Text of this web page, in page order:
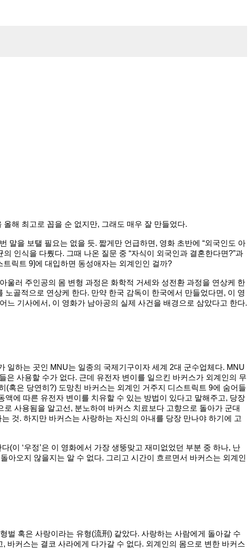
해 최고로 꼽을 순 없지만, 그래도 매우 잘 만들었다.
말을 보탤 필요는 없을 듯. 짧게만 언급하면, 영화 초반에 “외국인도 아
인식을 다뤘다. 그때 나온 질문 중 “자식이 외국인과 결혼한다면?”과
트릭트 9]에 대입하면 동성애자는 외계인인 걸까?
울러 주인공의 몸 변형 과정은 화학적 거세와 성전환 과정을 연상케 한
골적으로 연상케 한다. 만약 한국 감독이 한국에서 만들었다면, 이 영
기사에서, 이 영화가 남아공의 실제 사건을 배경으로 삼았다고 한다.
일하는 곳인 MNU는 일종의 국제기구이자 세계 2대 군수업체다. MNU
사용할 수가 없다. 근데 유전자 변이를 일으킨 바커스가 외계인의 무
혹은 당연히?) 도망친 바커스는 외계인 거주지 디스트릭트 9에 숨어들
에 따른 유전자 변이를 치유할 수 있는 방법이 있다고 말해주고, 당장
사용됨을 알고선, 분노하여 바커스 치료보다 고향으로 돌아가 군대
것. 하지만 바커스는 사랑하는 자신의 아내를 당장 만나야 하기에 고
(이 ‘우정’은 이 영화에서 가장 생뚱맞고 재미없었던 부분 중 하나, 난
아오지 않을지는 알 수 없다. 그리고 시간이 흐르면서 바커스는 외계인
벌 혹은 사랑이라는 유형(流刑) 같았다. 사랑하는 사람에게 돌아갈 수
바커스는 결코 사라에게 다가갈 수 없다. 외계인의 몸으로 변한 바커스